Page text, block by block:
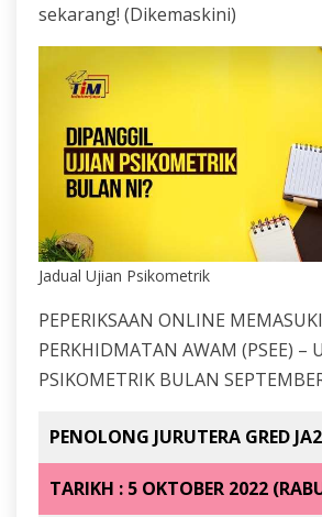
sekarang! (Dikemaskini)
Jadual Ujian Psikometrik
PEPERIKSAAN ONLINE MEMASUKI
PERKHIDMATAN AWAM (PSEE) –
PSIKOMETRIK BULAN
PENOLONG JURUTERA GRED
TARIKH : 5 OKTOBER 2022